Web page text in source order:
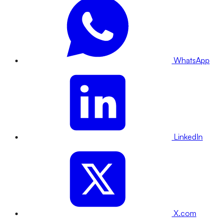
WhatsApp
LinkedIn
X.com